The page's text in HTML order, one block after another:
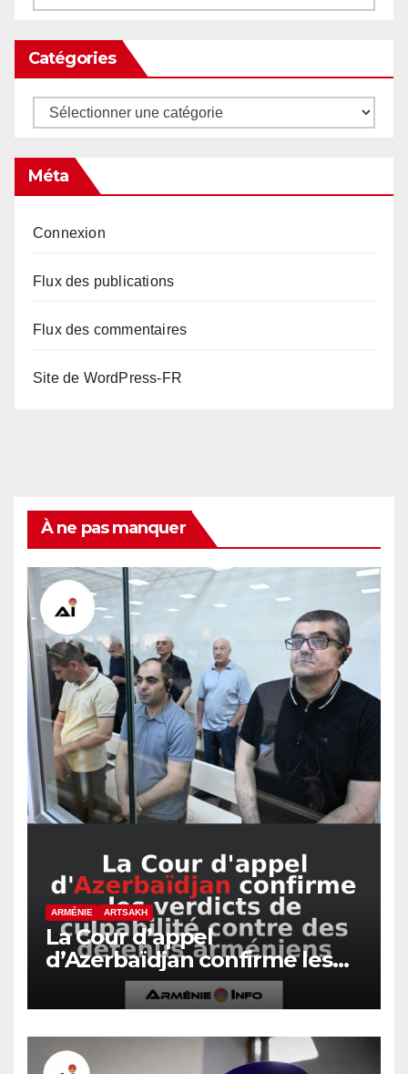
Catégories
Catégories
Méta
Connexion
Flux des publications
Flux des commentaires
Site de WordPress-FR
À ne pas manquer
ARMÉNIE ARTSAKH
La Cour d’appel
d’Azerbaïdjan confirme les
verdicts de culpabilité contre
des détenus arméniens